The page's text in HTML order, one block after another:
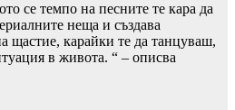
се темпо на песните те кара да
неща и създава
щастие, карайки те да танцуваш,
в живота. “ – описва